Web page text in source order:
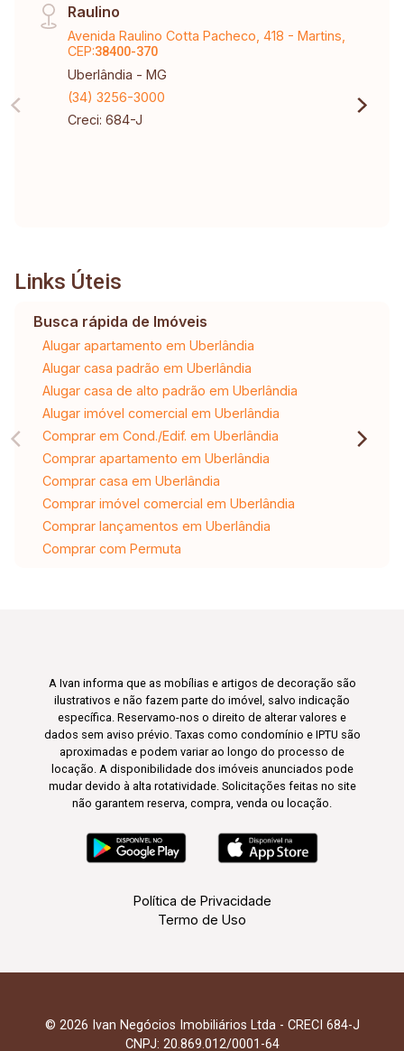
Raulino
Avenida Raulino Cotta Pacheco, 418 - Martins,
CEP:38400-370
Uberlândia - MG
(34) 3256-3000
Creci: 684-J
Links Úteis
Busca rápida de Imóveis
Alugar apartamento em Uberlândia
Alugar casa padrão em Uberlândia
Alugar casa de alto padrão em Uberlândia
Alugar imóvel comercial em Uberlândia
Comprar em Cond./Edif. em Uberlândia
Comprar apartamento em Uberlândia
Comprar casa em Uberlândia
Comprar imóvel comercial em Uberlândia
Comprar lançamentos em Uberlândia
Comprar com Permuta
A Ivan informa que as mobílias e artigos de decoração são
ilustrativos e não fazem parte do imóvel, salvo indicação
específica. Reservamo-nos o direito de alterar valores e
dados sem aviso prévio. Taxas como condomínio e IPTU são
aproximadas e podem variar ao longo do processo de
locação. A disponibilidade dos imóveis anunciados pode
mudar devido à alta rotatividade. Solicitações feitas no site
não garantem reserva, compra, venda ou locação.
Política de Privacidade
Termo de Uso
© 2026 Ivan Negócios Imobiliários Ltda - CRECI 684-J
CNPJ: 20.869.012/0001-64